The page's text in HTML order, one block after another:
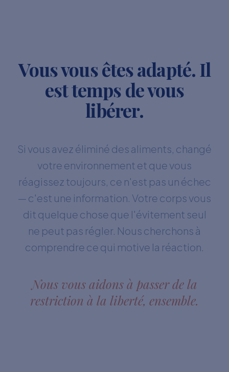
Vous vous êtes adapté. Il
est temps de vous
libérer.
Si vous avez éliminé des aliments, changé
votre environnement et que vous
réagissez toujours, ce n'est pas un échec
— c'est une information. Votre corps vous
dit quelque chose que l'évitement seul
ne peut pas régler. Nous cherchons à
comprendre ce qui motive la réaction.
Nous vous aidons à passer de la
restriction à la liberté, ensemble.